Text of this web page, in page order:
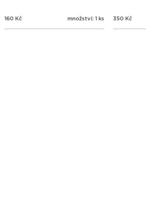
160 Kč množství: 1 ks 350 Kč